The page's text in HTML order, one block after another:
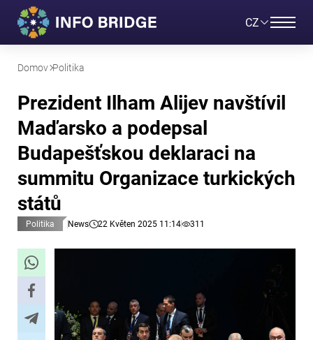
CZ
Domov Politika
Prezident Ilham Alijev navštívil
Maďarsko a podepsal
Budapešťskou deklaraci na
summitu Organizace turkických
států
Politika News 22 Květen 2025 11:14 311